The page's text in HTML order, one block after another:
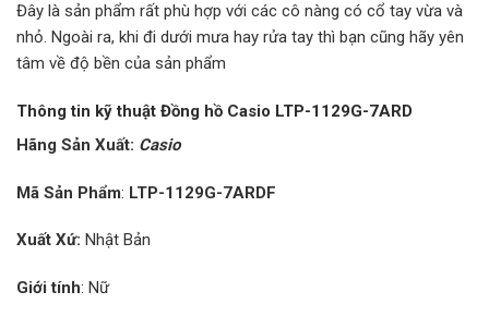
Đây là sản phẩm rất phù hợp với các cô nàng có cổ tay vừa và
nhỏ. Ngoài ra, khi đi dưới mưa hay rửa tay thì bạn cũng hãy yên
tâm về độ bền của sản phẩm
Thông tin kỹ thuật Đồng hồ Casio LTP-1129G-7ARD
Hãng Sản Xuất: Casio
Mã Sản Phẩm: LTP-1129G-7ARDF
Xuất Xứ: Nhật Bản
Giới tính: Nữ